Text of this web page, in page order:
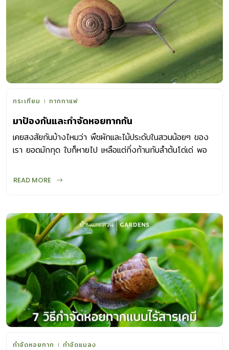
กระเทียม กากกาแฟ
มาป้องกันและกำจัดหอยทากกัน
เคยสงสัยกันบ้างไหมว่า พืชผักและไม้ประดับในสวนน้อยๆ ของ
เรา ยอดมักกุด ใบก็หายไป เหลือแต่กิ่งก้านกับลำต้นโด่เด่ พอ
ตัวเล็กตัวใหญ่ บางครั้งมาเป็นขบวนแบบไม่เกรงใจใคร หากไม่
ป้องกันกำจัดทากและหอยทากตัวร้ายที่ง่ายที่สุดคือ อย่าปล่อยให้
บ้านหรือสวนของเราอับชื้น รก สกปรก ควรหมั่นเก็บเศษใบไม้ใบ
หญ้า ผลไม้เน่าเสีย เศษอาหารออกไปทิ้ง เพื่อตัดแหล่งอาหาร
ของหอยทาก และหมั่นดูแลตัดแต่งกิ่งต้นไม้ อย่าให้ร่มครึ้มจน
แสงแดดส่องไม่ถึงพื้นดิน เพราะทากและหอยทากชอบอยู่ในที่อับ
ชื้น ทั้งยังขยายพันธุ์ได้อย่างรวดเร็ว วิธีกำจัดหอยทาก อีกวิธีที่
ช่วยกำจัดทากและหอยทากได้ดี ก็คือ เก็บหอยทากเหล่านั้นออก
ไปทิ้ง แต่ต้องนำไปทิ้งให้ไกลจากสวนหรือตัวบ้านหน่อยนะคะ ไม่
งั้นพวกมันจะกลับมารวมตัวกันอีกครั้ง และอาจมีจำนวนมากกว่า
ที่เก็บทิ้งเสียอีก แต่หากจัดการด้วยวิธีดังกล่าวแล้วยังคงมีทาก
และหอยทากกวนใจ โดยเฉพาะในช่วงหน้าฝนที่จะพบมากเป็นพิเศษ
READ MORE
กำจัดหอยทาก กำจัดแมลง